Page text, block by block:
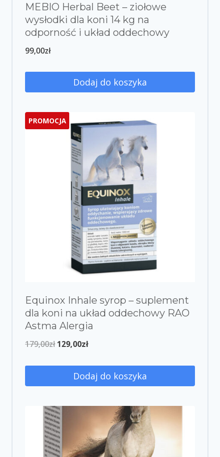
MEBIO Herbal Beet – ziołowe
wysłodki dla koni 14 kg na
odporność i układ oddechowy
99,00zł
Dodaj do koszyka
PROMOCJA
Equinox Inhale syrop – suplement
dla koni na układ oddechowy RAO
Astma Alergia
179,00zł 129,00zł
Dodaj do koszyka